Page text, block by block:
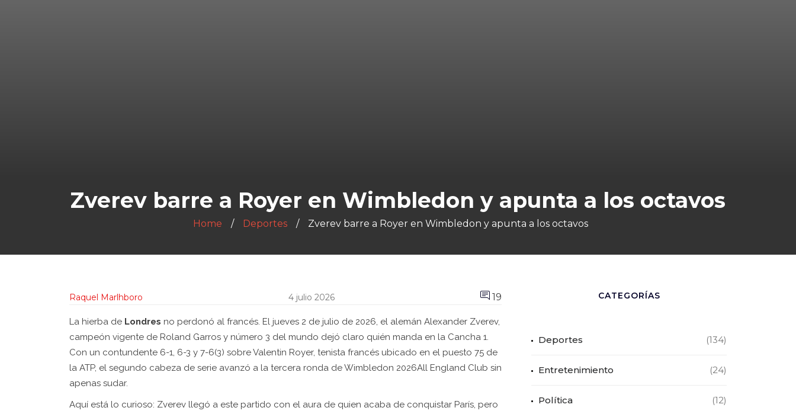
Zverev barre a Royer en Wimbledon y apunta a los octavos
Home Deportes Zverev barre a Royer en Wimbledon y apunta a los octavos
Raquel Marlhboro 4 julio 2026 19
La hierba de Londres no perdonó al francés. El jueves 2 de julio de 2026, el alemán Alexander Zverev,
campeón vigente de Roland Garros y número 3 del mundo dejó claro quién manda en la Cancha 1.
Con un contundente 6-1, 6-3 y 7-6(3) sobreValentin Royer, tenista francés ubicado en el puesto 75 de
la ATP, el segundo cabeza de serie avanzó a la tercera ronda deWimbledon 2026All England Club sin
apenas sudar.
Aquí está lo curioso: Zverev llegó a este partido con el aura de quien acaba de conquistar París, pero
CATEGORÍAS
Deportes (134)
Entretenimiento (24)
Política (12)